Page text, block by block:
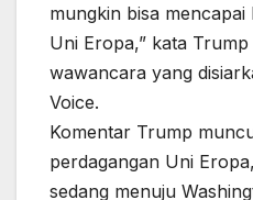
mungkin bisa
Uni Eropa,” kata
wawancara yang
Voice.
Komentar Trump
perdagangan Uni
sedang menuju